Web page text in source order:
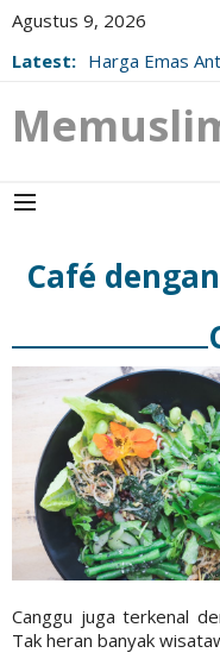
Agustus 9, 2026
Latest: Harga Emas
Café
Canggu juga terkenal
Tak heran banyak